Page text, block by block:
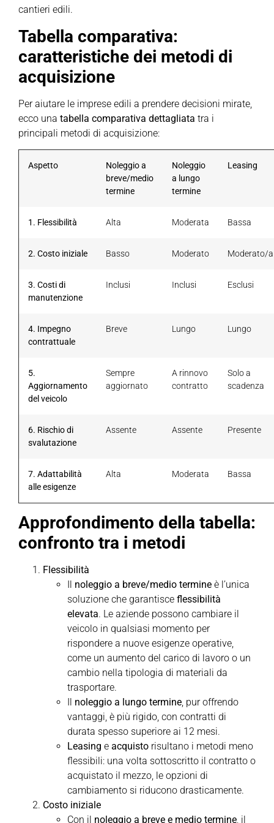
cantieri edili.
Tabella comparativa:
caratteristiche dei metodi di
acquisizione
Per aiutare le imprese edili a prendere decisioni mirate,
ecco una tabella comparativa dettagliata tra i
principali metodi di acquisizione:
Aspetto
Noleggio a
breve/medio
termine
Noleggio
a lungo
termine
Leasing
1. Flessibilità Alta Moderata Bassa
2. Costo iniziale Basso Moderato Moderato/
3. Costi di
manutenzione
Inclusi Inclusi Esclusi
4. Impegno
contrattuale
Breve Lungo Lungo
5.
Aggiornamento
del veicolo
Sempre
aggiornato
A rinnovo
contratto
Solo a
scadenza
6. Rischio di
svalutazione
Assente Assente Presente
7. Adattabilità
alle esigenze
Alta Moderata Bassa
Approfondimento della tabella:
confronto tra i metodi
Flessibilità
noleggio a breve/medio termine è l’unica
soluzione che garantisce flessibilità
elevata. Le aziende possono cambiare il
veicolo in qualsiasi momento per
rispondere a nuove esigenze operative,
come un aumento del carico di lavoro o un
cambio nella tipologia di materiali da
trasportare.
noleggio a lungo termine, pur offrendo
vantaggi, è più rigido, con contratti di
durata spesso superiore ai 12 mesi.
Leasing e acquisto risultano i metodi meno
flessibili: una volta sottoscritto il contratto o
acquistato il mezzo, le opzioni di
cambiamento si riducono drasticamente.
Costo iniziale
Con il noleggio a breve e medio termine, il